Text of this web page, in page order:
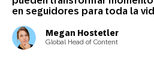
en seguidores para toda la
Megan Hostetler
Global Head of Content